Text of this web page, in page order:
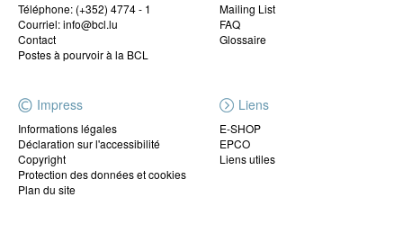
Téléphone: (+352) 4774 - 1
Courriel: info@bcl.lu
Contact
Postes à pourvoir à la BCL
Mailing List
FAQ
Glossaire
Impress
Informations légales
Déclaration sur l'accessibilité
Copyright
Protection des données et cookies
Plan du site
Liens
E-SHOP
EPCO
Liens utiles